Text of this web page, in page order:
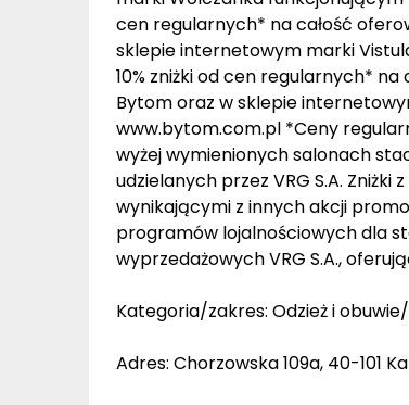
cen regularnych* na całość
sklepie internetowym marki
10% zniżki od cen regularnych*
Bytom oraz w sklepie
www.bytom.com.pl *Ceny
wyżej wymienionych salonach
udzielanych przez VRG S.A. Zniżki
wynikającymi z innych akcji
programów lojalnościowych dla
wyprzedażowych VRG S.A.,
Kategoria/zakres: Odzież i
Adres: Chorzowska 109a, 40-101